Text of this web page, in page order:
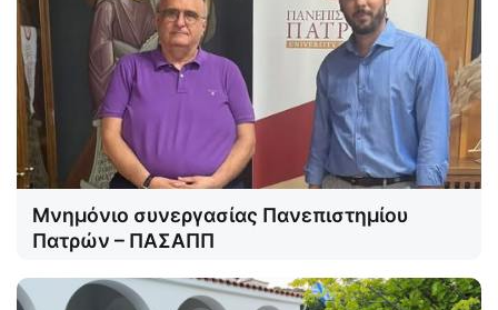
Μνημόνιο συνεργασίας Πανεπιστημίου
Πατρών – ΠΑΣΑΠΠ